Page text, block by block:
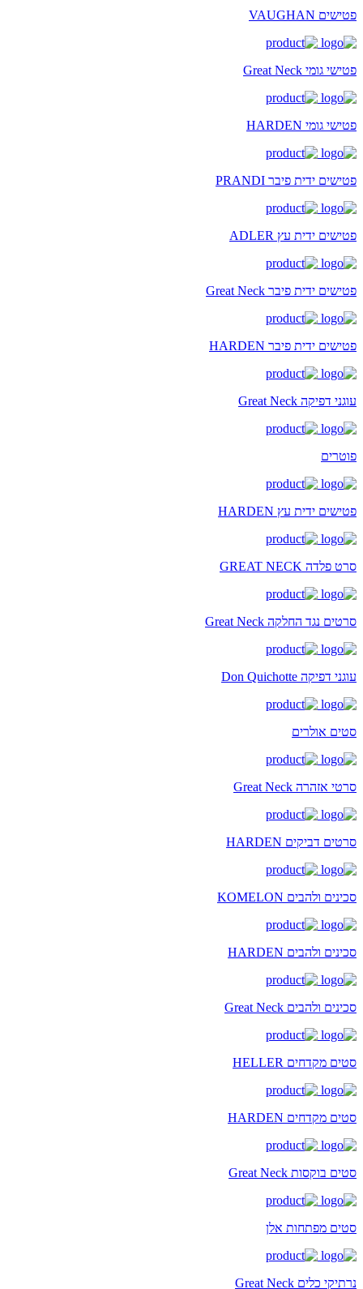
פטישים VAUGHAN
פטישי גומי Great Neck
פטישי גומי HARDEN
פטישים ידית פיבר PRANDI
פטישים ידית עץ ADLER
פטישים ידית פיבר Great Neck
פטישים ידית פיבר HARDEN
עוגני דפיקה Great Neck
פוטרים
פטישים ידית עץ HARDEN
סרט פלדה GREAT NECK
סרטים נגד החלקה Great Neck
עוגני דפיקה Don Quichotte
סטים אולרים
סרטי אזהרה Great Neck
סרטים דביקים HARDEN
סכינים ולהבים KOMELON
סכינים ולהבים HARDEN
סכינים ולהבים Great Neck
סטים מקדחים HELLER
סטים מקדחים HARDEN
סטים בוקסות Great Neck
סטים מפתחות אלן
נרתיקי כלים Great Neck